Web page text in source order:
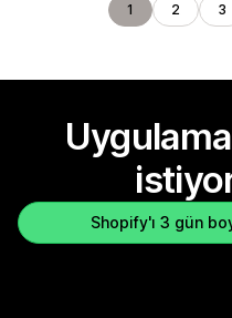
1 2 3
Shopify'ı 3 gün